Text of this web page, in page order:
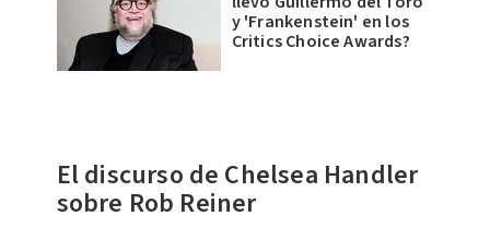
y 'Frankenstein' en los
Critics Choice Awards?
El discurso de Chelsea Handler
sobre Rob Reiner